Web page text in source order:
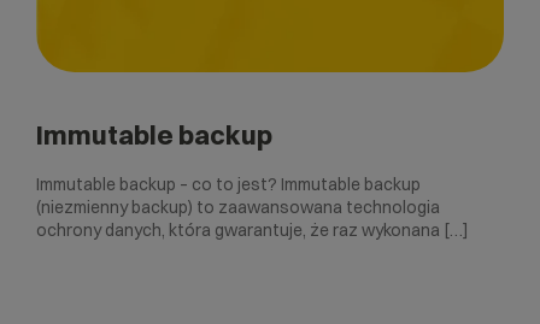
Immutable backup
Immutable backup – co to jest? Immutable backup
(niezmienny backup) to zaawansowana technologia
ochrony danych, która gwarantuje, że raz wykonana […]